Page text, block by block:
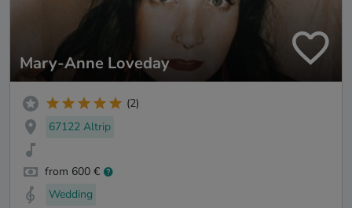
Mary-Anne Loveday
(2)
67122 Altrip
from 600 €
Wedding